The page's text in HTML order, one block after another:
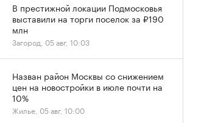
В престижной локации Подмосковья
выставили на торги поселок за ₽190
млн
Загород, 05 авг, 10:03
Назван район Москвы со снижением
цен на новостройки в июле почти на
10%
Жилье, 05 авг, 10:00